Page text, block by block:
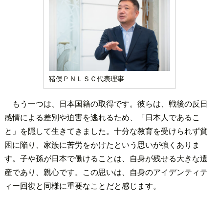
猪俣ＰＮＬＳＣ代表理事
もう一つは、日本国籍の取得です。彼らは、戦後の反日
感情による差別や迫害を逃れるため、「日本人であるこ
と」を隠して生きてきました。十分な教育を受けられず貧
困に陥り、家族に苦労をかけたという思いが強くありま
す。子や孫が日本で働けることは、自身が残せる大きな遺
産であり、親心です。この思いは、自身のアイデンティテ
ィー回復と同様に重要なことだと感じます。